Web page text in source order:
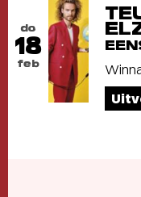
do
18
feb